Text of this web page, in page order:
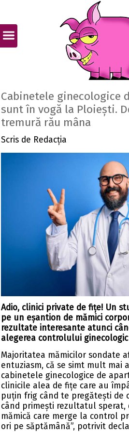
Cabinetele ginecologice
sunt în vogă la Ploiești.
tremură rău mâna
Scris de Redacția
Adio, clinici private de fițe! Un
pe un eșantion de mămici
rezultate interesante atunci
alegerea controlului
Majoritatea mămicilor sondate
entuziasm, că se simt mult mai
cabinetele ginecologice de
clinicile alea de fițe care au
puțin frig când te pregătești de
când primești rezultatul sperat,
mămică care merge la control
ori pe săptămână”, potrivit